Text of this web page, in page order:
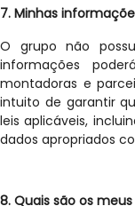
7. Minhas
O grupo não
informações
montadoras e
intuito de garantir
leis aplicáveis,
dados apropriados
8. Quais são os